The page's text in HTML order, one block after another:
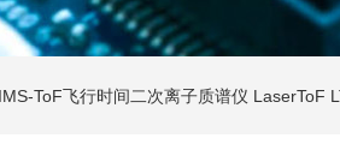
ToF飞行时间二次离子质谱仪 LaserToF